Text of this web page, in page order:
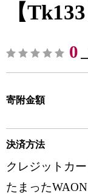
【
0
寄附金額
決済方法
クレジットカ
たまった